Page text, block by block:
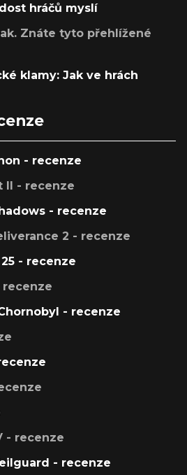
hráčů myslí
Znáte tyto přehlížené
klamy: Jak ve hrách
- recenze
II - recenze
- recenze
2 - recenze
- recenze
recenze
- recenze
- recenze
- recenze